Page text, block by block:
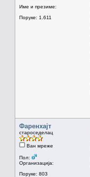
Име и презиме:
Поруке: 1.611
Фаренхајт
староседелац
Ван мреже
Пол:
Организација:
Поруке: 803